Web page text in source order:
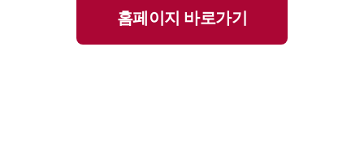
홈페이지 바로가기